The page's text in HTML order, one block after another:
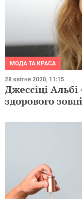
МОДА ТА КРАСА
28 квітня 2020, 11:15
Джессіці
здорового